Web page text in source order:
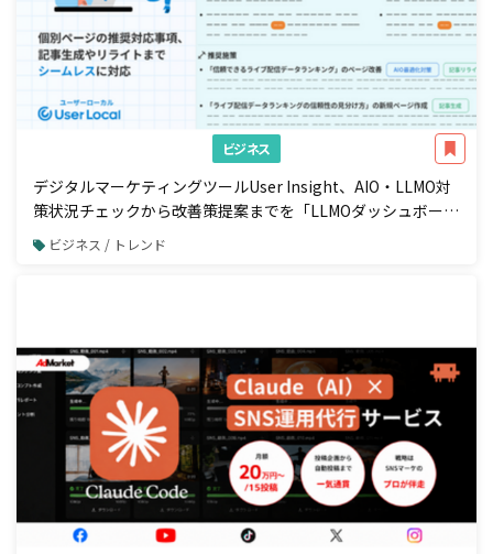
ビジネス
デジタルマーケティングツールUser Insight、AIO・LLMO対
策状況チェックから改善策提案までを「LLMOダッシュボー
ド」で一元管理
ビジネス / トレンド